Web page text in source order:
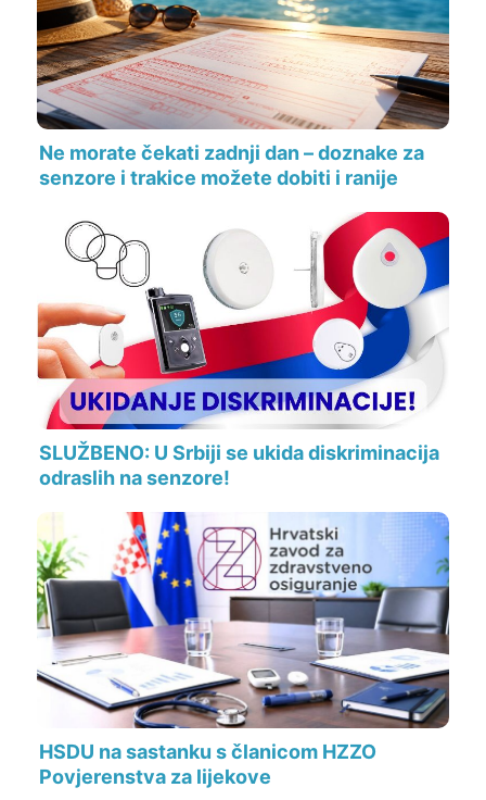
Ne morate čekati zadnji dan – doznake za
senzore i trakice možete dobiti i ranije
SLUŽBENO: U Srbiji se ukida diskriminacija
odraslih na senzore!
HSDU na sastanku s članicom HZZO
Povjerenstva za lijekove